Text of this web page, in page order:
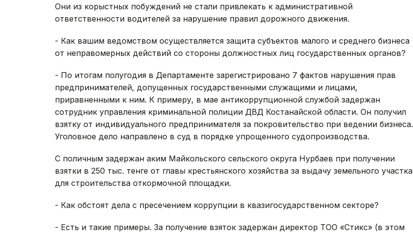
Они из корыстных побуждений не стали привлекать к административной
ответственности водителей за нарушение правил дорожного движения.
- Как вашим ведомством осуществляется защита субъектов малого и среднего бизнеса
от неправомерных действий со стороны должностных лиц государственных органов?
- По итогам полугодия в Департаменте зарегистрировано 7 фактов нарушения прав
предпринимателей, допущенных государственными служащими и лицами,
приравненными к ним. К примеру, в мае антикоррупционной службой задержан
сотрудник управления криминальной полиции ДВД Костанайской области. Он получил
взятку от индивидуального предпринимателя за покровительство при ведении бизнеса.
Уголовное дело направлено в суд в порядке упрощенного судопроизводства.
С поличным задержан аким Майкольского сельского округа Нурбаев при получении
взятки в 250 тыс. тенге от главы крестьянского хозяйства за выдачу земельного участка
для строительства откормочной площадки.
- Как обстоят дела с пресечением коррупции в квазигосударственном секторе?
- Есть и такие примеры. За получение взяток задержан директор ТОО «Стикс» (в этом